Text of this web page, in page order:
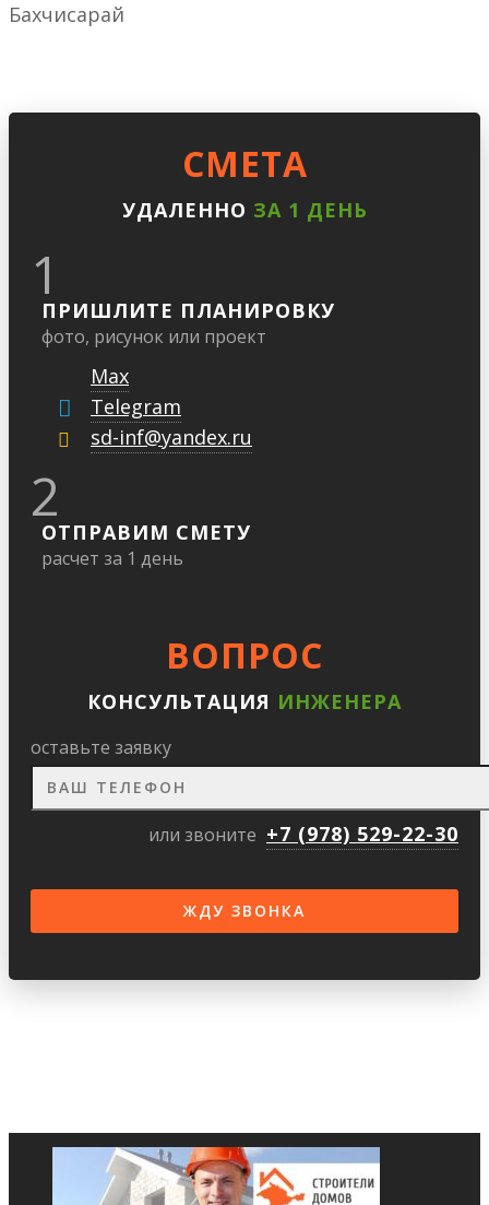
Бахчисарай
CМЕТА
УДАЛЕННО ЗА 1 ДЕНЬ
1
ПРИШЛИТЕ ПЛАНИРОВКУ
фото, рисунок или проект
Max
Telegram
sd-inf@yandex.ru
2
ОТПРАВИМ СМЕТУ
расчет за 1 день
ВОПРОС
КОНСУЛЬТАЦИЯ ИНЖЕНЕРА
оставьте заявку
или звоните +7 (978) 529-22-30